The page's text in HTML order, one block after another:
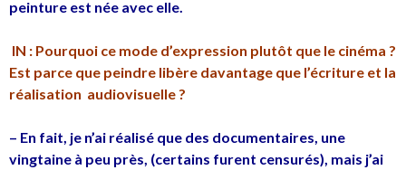
peinture est née avec elle.
IN : Pourquoi ce mode d’expression plutôt que le cinéma ?
Est parce que peindre libère davantage que l’écriture et la
réalisation audiovisuelle ?
– En fait, je n’ai réalisé que des documentaires, une
vingtaine à peu près, (certains furent censurés), mais j’ai